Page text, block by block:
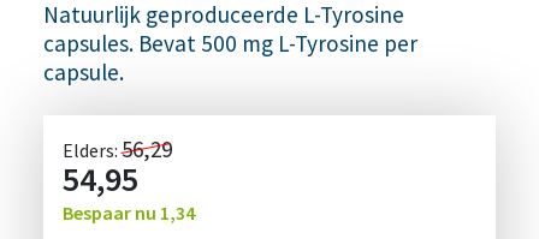
Natuurlijk geproduceerde L-Tyrosine
capsules. Bevat 500 mg L-Tyrosine per
capsule.
Elders:56,29
54,95
Bespaar nu 1,34